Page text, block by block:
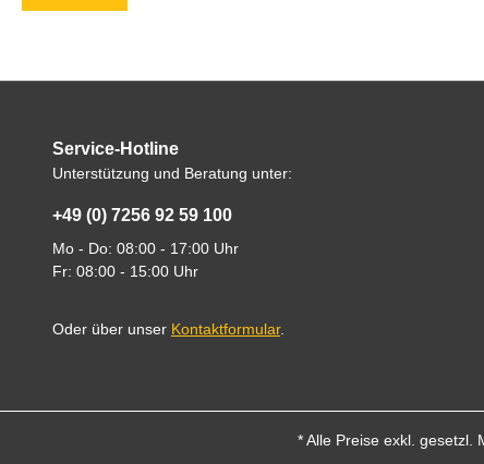
Service-Hotline
Unterstützung und Beratung unter:
+49 (0) 7256 92 59 100
Mo - Do: 08:00 - 17:00 Uhr
Fr: 08:00 - 15:00 Uhr
Oder über unser Kontaktformular.
* Alle Preise exkl. gesetzl.